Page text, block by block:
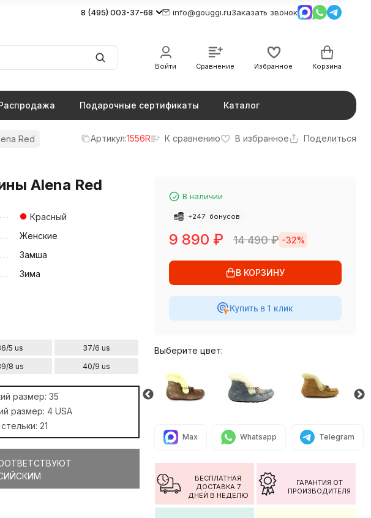
8 (495) 003-37-68 info@gouggi.ruЗаказать звонок
Войти Сравнение Избранное Корзина
Подарочные сертификаты Каталог
Red Артикул:1556R К сравнению В избранное Поделиться
Alena Red
Красный
Женские
Замша
Зима
5 us
37/6 us
8 us 40/9 us
размер:35
размер: 4 USA
21
В наличии
+247 бонусов
9 890 ₽ 14 490₽ -32%
В КОРЗИНУ
Купить в 1 клик
Выберите цвет:
Max Whatsapp Telegram
БЕСПЛАТНАЯ
ДОСТАВКА 7
ДНЕЙ В НЕДЕЛЮ
ГАРАНТИЯ ОТ
ПРОИЗВОДИТЕЛЯ